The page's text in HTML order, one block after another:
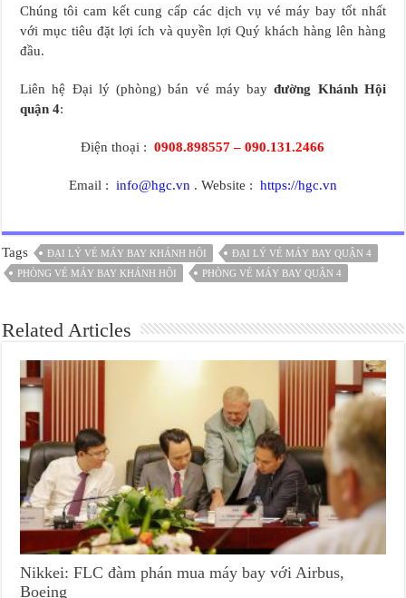
Chúng tôi cam kết cung cấp các dịch vụ vé máy bay tốt nhất
với mục tiêu đặt lợi ích và quyền lợi Quý khách hàng lên hàng
đầu.
Liên hệ Đại lý (phòng) bán vé máy bayđường Khánh Hội
quận 4:
Điện thoại :0908.898557 – 090.131.2466
Email : info@hgc.vn . Website : https://hgc.vn
Tags ĐẠI LÝ VÉ MÁY BAY KHÁNH HỘI
ĐẠI LÝ VÉ MÁY BAY QUẬN 4
PHÒNG VÉ MÁY BAY KHÁNH HỘI
PHÒNG VÉ MÁY BAY QUẬN 4
Related Articles
Nikkei: FLC đàm phán mua máy bay với Airbus,
Boeing